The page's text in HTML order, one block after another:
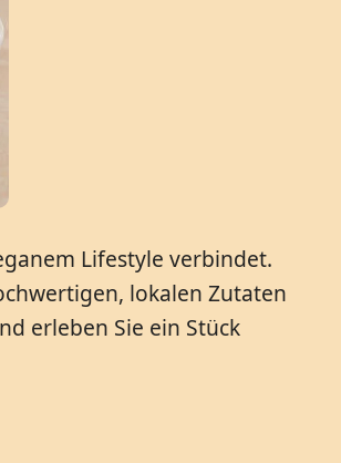
Lifestyle verbindet.
lokalen Zutaten
erleben Sie ein Stück